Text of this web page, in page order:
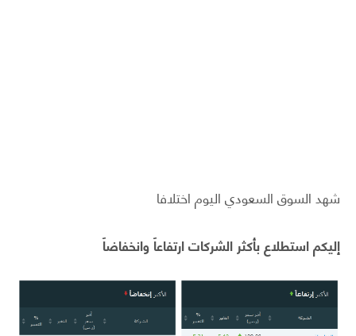
شهد السوق السعودي اليوم اختلافا
إليكم استطلاع بأكثر الشركات ارتفاعاً وانخفاضاً